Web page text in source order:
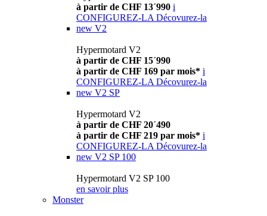
à partir de CHF 13´990 i
CONFIGUREZ-LA Décovurez-la
new V2
Hypermotard V2
à partir de CHF 15´990
à partir de CHF 169 par mois* i
CONFIGUREZ-LA Décovurez-la
new V2 SP
Hypermotard V2
à partir de CHF 20´490
à partir de CHF 219 par mois* i
CONFIGUREZ-LA Décovurez-la
new V2 SP 100
Hypermotard V2 SP 100
en savoir plus
Monster